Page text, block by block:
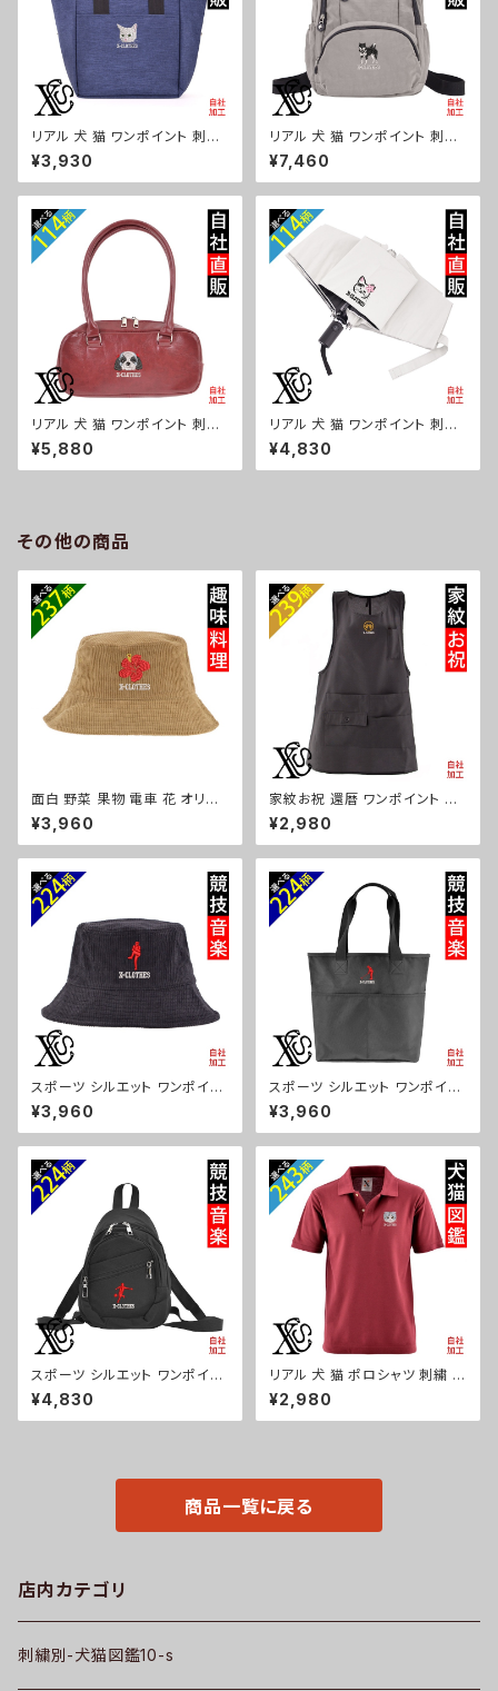
リアル 犬 猫 ワンポイント 刺繍
保冷保温 ランチバッグ 買い物バ
ッグ トートバッグ レディース メ
ンズ おしゃれ 雑貨 グッズ 自社
シーズー シュナウザー パグ ビ
ションフリーゼ ori-a-bg179-
b10-s
¥3,930
リアル 犬 猫 ワンポイント 刺繍
撥水 リュック レディース 大容量
8ポケット ナイロン 軽量 軽い
おしゃれ 雑貨 グッズ 自社ブラン
ー シュナウザー パグ ビションフ
リーゼ ori-a-bg178-b10-s
¥7,460
リアル 犬 猫 ワンポイント 刺繍
上品なシボ感 横長ショルダーバ
ッグ レディース ミニボストン 軽
量 雑貨 グッズ 自社ブランド 柄
¥5,880
リアル 犬 猫 ワンポイント 刺繍
【形状記憶+自動開閉】 折りたた
み傘 レディース メンズ 55cm
晴雨兼用 UVカット99.9％ 一級
¥4,830
その他の商品
面白 野菜 果物 電車 花 オリジ
ナル 刺繍 ワンポイント コーデュ
ロイ バケットハット メンズ レデ
ィース 帽子 自社ブランド ロゴ
s
¥3,960
家紋お祝 還暦 ワンポイント 刺
繍 オリジナル エプロン ワンピ
ース レディース 撥水加工 おし
ゃれ かわいい 脇ボタン マタニ
士 カフェ 無地 ブラック 黒 グッ
ズ 柄 丸に 五瓜 桔梗 巴 藤 羽
菱 唐花 木瓜 蔦 桐 ori-a-tao1
5-b07-s
¥2,980
スポーツ シルエット ワンポイン
ト 刺繍 コーデュロイ バケットハ
ット メンズ レディース 帽子 自
社ブランド ロゴ グッズ 柄 サッカ
釣り 誕生日 プレゼント ori-a-c
ap39-b08-s
¥3,960
スポーツ シルエット ワンポイン
ト 刺繍 ナイロン トートバッグ メ
ンズ ハンドバッグ 自社ブランド
ロゴ グッズ 柄 サッカー 野球 テ
日 プレゼント ori-a-bag52-b
08-s
¥3,960
スポーツ シルエット ワンポイン
ト 刺繍 リュック バックパック ボ
ディバッグ レディース メンズ デ
イパック 雑貨 グッズ 自社ブラン
¥4,830
リアル 犬 猫 ポロシャツ 刺繍 プ
レゼント 半袖 メンズ オリジナル
無地 ワンポイント ロゴ おしゃ
れ ゴルフ 吸汗速乾 赤 ワイン
oh2-r10-s
¥2,980
商品一覧に戻る
店内カテゴリ
刺繍別-犬猫図鑑10-s